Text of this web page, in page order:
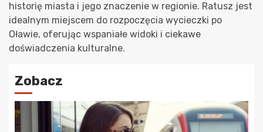
historię miasta i jego znaczenie w regionie. Ratusz jest
idealnym miejscem do rozpoczęcia wycieczki po
Oławie, oferując wspaniałe widoki i ciekawe
doświadczenia kulturalne.
Zobacz